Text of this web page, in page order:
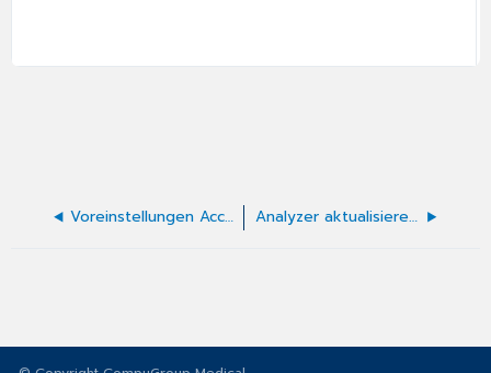
Voreinstellungen Accu-Chek Analyzer aktualisieren und Daten abgleichen